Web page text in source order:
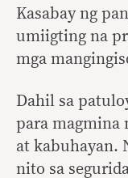
Link
Facebook
Viber
Kasabay ng
umiigting na
mga
Dahil sa
para magmina
at kabuhayan.
nito sa